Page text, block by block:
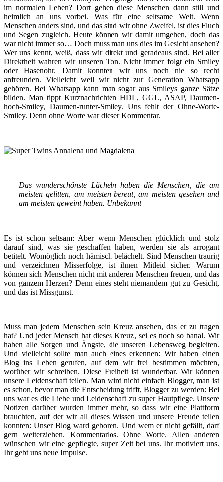
im normalen Leben? Dort gehen diese Menschen dann still und
heimlich an uns vorbei. Was für eine seltsame Welt. Wenn
Menschen anders sind, und das sind wir ohne Zweifel, ist dies Fluch
und Segen zugleich. Heute können wir damit umgehen, doch das
war nicht immer so… Doch muss man uns dies im Gesicht ansehen?
Wer uns kennt, weiß, dass wir direkt und geradeaus sind. Bei aller
Direktheit wahren wir unseren Ton. Nicht immer folgt ein Smiley
oder Hasenohr. Damit konnten wir uns noch nie so recht
anfreunden. Vielleicht weil wir nicht zur Generation Whatsapp
gehören. Bei Whatsapp kann man sogar aus Smileys ganze Sätze
bilden. Man tippt Kurznachrichten HDL, GGL, ASAP, Daumen-
hoch-Smiley, Daumen-runter-Smiley. Uns fehlt der Ohne-Worte-
Smiley. Denn ohne Worte war dieser Kommentar.
Das wunderschönste Lächeln haben die Menschen, die am
meisten gelitten, am meisten bereut, am meisten gesehen und
am meisten geweint haben. Unbekannt
Es ist schon seltsam: Aber wenn Menschen glücklich und stolz
darauf sind, was sie geschaffen haben, werden sie als arrogant
betitelt. Womöglich noch hämisch belächelt. Sind Menschen traurig
und verzeichnen Misserfolge, ist ihnen Mitleid sicher. Warum
können sich Menschen nicht mit anderen Menschen freuen, und das
von ganzem Herzen? Denn eines steht niemandem gut zu Gesicht,
und das ist Missgunst.
Muss man jedem Menschen sein Kreuz ansehen, das er zu tragen
hat? Und jeder Mensch hat dieses Kreuz, sei es noch so banal. Wir
haben alle Sorgen und Ängste, die unseren Lebensweg begleiten.
Und vielleicht sollte man auch eines erkennen: Wir haben einen
Blog ins Leben gerufen, auf dem wir frei bestimmen möchten,
worüber wir schreiben. Diese Freiheit ist wunderbar. Wir können
unsere Leidenschaft teilen. Man wird nicht einfach Blogger, man ist
es schon, bevor man die Entscheidung trifft, Blogger zu werden: Bei
uns war es die Liebe und Leidenschaft zu super Hautpflege. Unsere
Notizen darüber wurden immer mehr, so dass wir eine Plattform
brauchten, auf der wir all dieses Wissen und unsere Freude teilen
konnten: Unser Blog ward geboren. Und wem er nicht gefällt, darf
gern weiterziehen. Kommentarlos. Ohne Worte. Allen anderen
wünschen wir eine gepflegte, super Zeit bei uns. Ihr motiviert uns.
Ihr gebt uns neue Impulse.